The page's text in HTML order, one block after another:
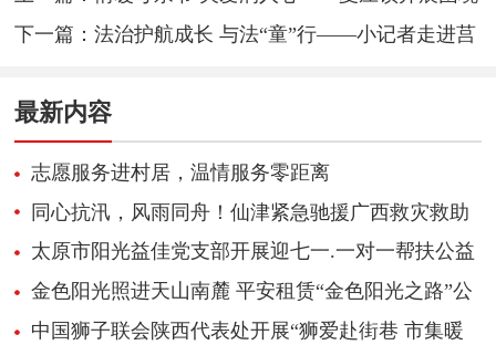
母亲走访慰问活动
下一篇：法治护航成长 与法“童”行——小记者走进莒
最新内容
志愿服务进村居，温情服务零距离
同心抗汛，风雨同舟！仙津紧急驰援广西救灾救助
太原市阳光益佳党支部开展迎七一.一对一帮扶公益
慰问活动
金色阳光照进天山南麓 平安租赁“金色阳光之路”公
益项目第十四站走进新疆阿克苏
中国狮子联会陕西代表处开展“狮爱赴街巷 市集暖